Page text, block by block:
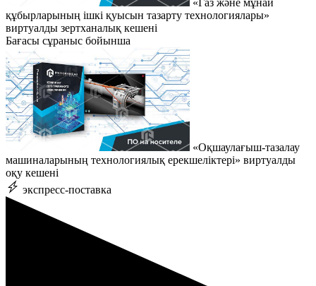
құбырларының ішкі қуысын тазарту технологиялары»
виртуалды зертханалық кешені
Бағасы сұраныс бойынша
«Оқшаулағыш-тазалау
машиналарының технологиялық ерекшеліктері» виртуалды
оқу кешені
экспресс-поставка